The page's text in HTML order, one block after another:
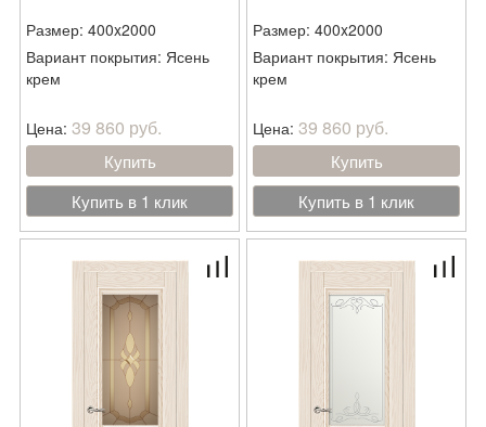
Размер: 400x2000
Вариант покрытия: Ясень
крем
Цена: 39 860 руб.
Купить
Купить в 1 клик
Размер: 400x2000
Вариант покрытия: Ясень
крем
Цена: 39 860 руб.
Купить
Купить в 1 клик